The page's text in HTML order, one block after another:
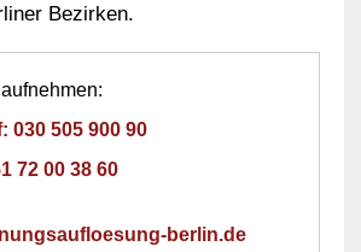
Bezirken.
030 505 900 90
72 00 38 60
berlin.de